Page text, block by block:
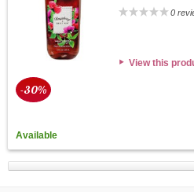
0
View this
-30%
Available